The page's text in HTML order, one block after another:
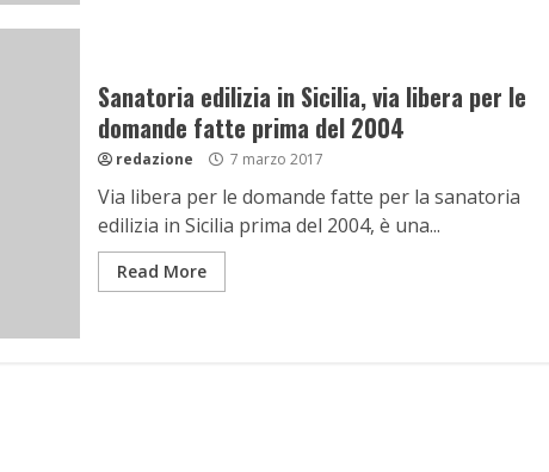
Sanatoria edilizia in Sicilia, via libera per le
domande fatte prima del 2004
redazione 7 marzo 2017
Via libera per le domande fatte per la sanatoria
edilizia in Sicilia prima del 2004, è una...
Read More